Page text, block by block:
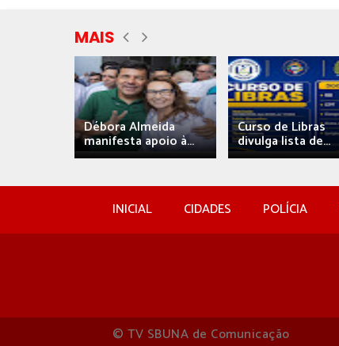
MAIS
Débora Almeida
manifesta apoio à...
Curso de Libras
divulga lista de...
INICIAL CIDADES POLÍCIA
© TV SBUNA de Comunicação